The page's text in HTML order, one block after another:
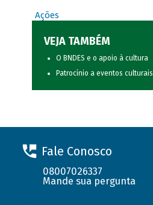
Ações
VEJA TAMBÉM
O BNDES e o apoio à cultura
Patrocínio a eventos culturais
Fale Conosco
08007026337
Mande sua pergunta